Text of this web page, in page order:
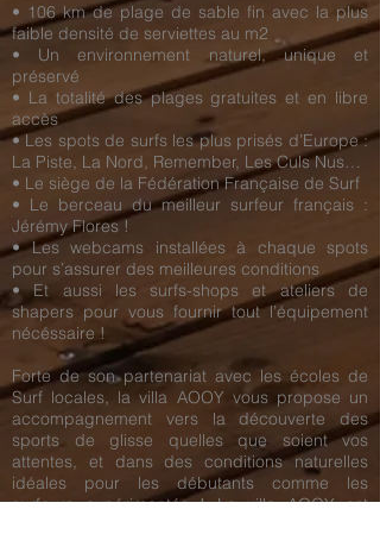
• 106 km de plage de sable fin avec la plus
faible densité de serviettes au m2
• Un environnement naturel, unique et
préservé
• La totalité des plages gratuites et en libre
accès
• Les spots de surfs les plus prisés d’Europe :
La Piste, La Nord, Remember, Les Culs Nus…
• Le siège de la Fédération Française de Surf
• Le berceau du meilleur surfeur français :
Jérémy Flores !
• Les webcams installées à chaque spots
pour s’assurer des meilleures conditions
• Et aussi les surfs-shops et ateliers de
shapers pour vous fournir tout l’équipement
nécéssaire !
Forte de son partenariat avec les écoles de
Surf locales, la villa AOOY vous propose un
accompagnement vers la découverte des
sports de glisse quelles que soient vos
attentes, et dans des conditions naturelles
idéales pour les débutants comme les
surfeurs expérimentés ! La villa AOOY est